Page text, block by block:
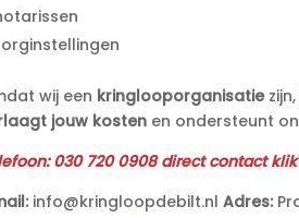
wij een kringlooporganisatie
jouw kosten en ondersteunt
030 720 0908 direct contact
info@kringloopdebilt.nlAdres: